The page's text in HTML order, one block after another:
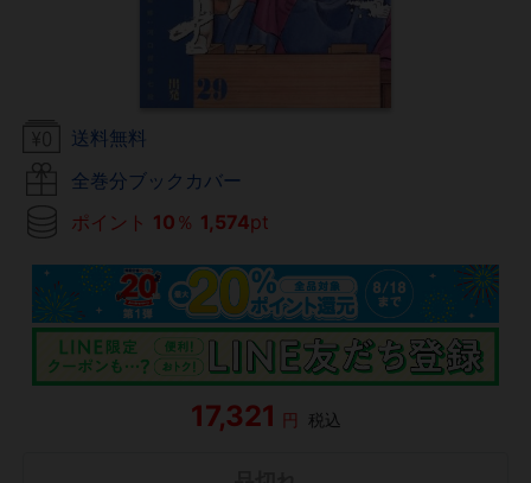
送料無料
全巻分ブックカバー
ポイント 10 ％ 1,574pt
17,321 円 税込